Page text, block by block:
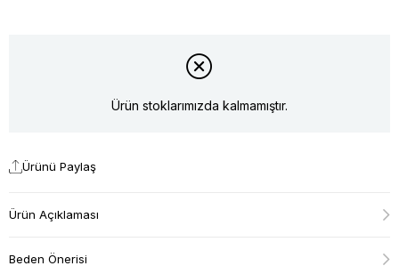
Ürün stoklarımızda kalmamıştır.
Ürünü Paylaş
Ürün Açıklaması
Beden Önerisi